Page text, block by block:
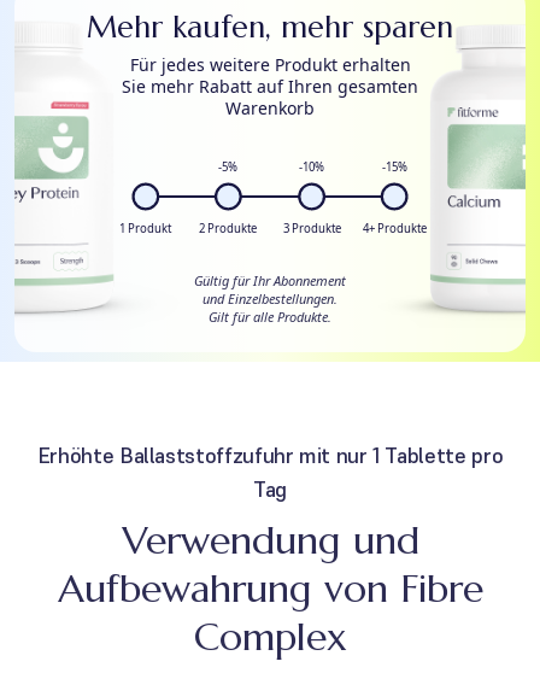
Mehr kaufen, mehr sparen
Für jedes weitere Produkt erhalten
Sie mehr Rabatt auf Ihren gesamten
Warenkorb
1 Produkt
-5%
2 Produkte
-10%
3 Produkte
-15%
4+ Produkte
Gültig für Ihr Abonnement
und Einzelbestellungen.
Gilt für alle Produkte.
Erhöhte Ballaststoffzufuhr mit nur 1 Tablette pro
Tag
Verwendung und
Aufbewahrung von Fibre
Complex